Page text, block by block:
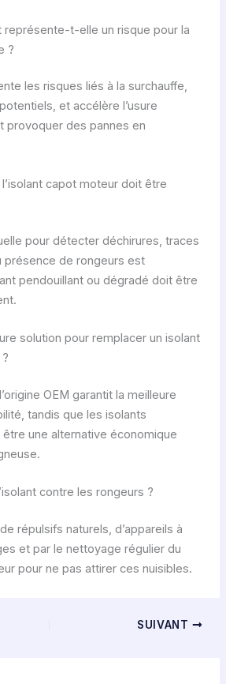
représente-t-elle un risque pour la
?
les risques liés à la surchauffe,
et accélère l’usure
provoquer des pannes en
capot moteur doit être
pour détecter déchirures, traces
présence de rongeurs est
pendouillant ou dégradé doit être
solution pour remplacer un isolant
OEM garantit la meilleure
tandis que les isolants
une alternative économique
contre les rongeurs ?
répulsifs naturels, d’appareils à
et par le nettoyage régulier du
pour ne pas attirer ces nuisibles.
SUIVANT